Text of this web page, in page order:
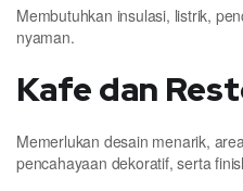
Membutuhkan insulasi, listrik,
nyaman.
Kafe dan
Memerlukan desain menarik,
pencahayaan dekoratif, serta